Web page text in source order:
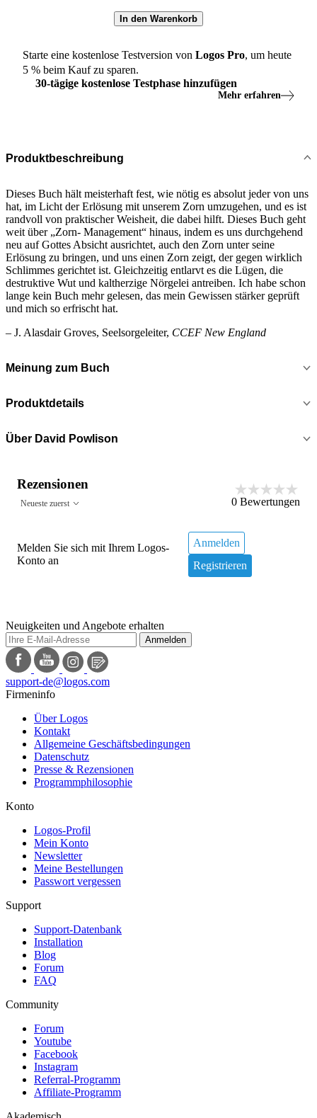
In den Warenkorb
Starte eine kostenlose Testversion von Logos Pro, um heute
5 % beim Kauf zu sparen.
30-tägige kostenlose Testphase hinzufügen
Mehr erfahren
Produktbeschreibung
Dieses Buch hält meisterhaft fest, wie nötig es absolut jeder von uns
hat, im Licht der Erlösung mit unserem Zorn umzugehen, und es ist
randvoll von praktischer Weisheit, die dabei hilft. Dieses Buch geht
weit über „Zorn- Management“ hinaus, indem es uns durchgehend
neu auf Gottes Absicht ausrichtet, auch den Zorn unter seine
Erlösung zu bringen, und uns einen Zorn zeigt, der gegen wirklich
Schlimmes gerichtet ist. Gleichzeitig entlarvt es die Lügen, die
destruktive Wut und kaltherzige Nörgelei antreiben. Ich habe schon
lange kein Buch mehr gelesen, das mein Gewissen stärker geprüft
und mich so erfrischt hat.
– J. Alasdair Groves, Seelsorgeleiter, CCEF New England
Meinung zum Buch
Produktdetails
Über David Powlison
Rezensionen
Neueste zuerst 0 Bewertungen
Melden Sie sich mit Ihrem Logos-
Konto an
Anmelden
Registrieren
Neuigkeiten und Angebote erhalten
Anmelden
support-de@logos.com
Firmeninfo
Über Logos
Kontakt
Allgemeine Geschäftsbedingungen
Datenschutz
Presse & Rezensionen
Programmphilosophie
Konto
Logos-Profil
Mein Konto
Newsletter
Meine Bestellungen
Passwort vergessen
Support
Support-Datenbank
Installation
Blog
Forum
FAQ
Community
Forum
Youtube
Facebook
Instagram
Referral-Programm
Affiliate-Programm